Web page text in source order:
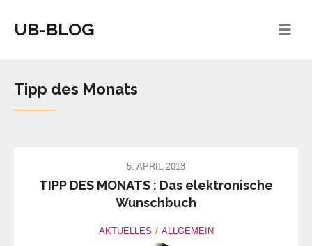
UB-BLOG
Tipp des Monats
5. APRIL 2013
TIPP DES MONATS : Das elektronische
Wunschbuch
AKTUELLES ALLGEMEIN